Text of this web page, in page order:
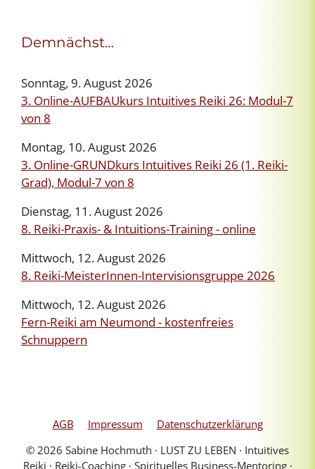
Demnächst…
Sonntag, 9. August 2026
3. Online-AUFBAUkurs Intuitives Reiki 26: Modul-7
von 8
Montag, 10. August 2026
3. Online-GRUNDkurs Intuitives Reiki 26 (1. Reiki-
Grad), Modul-7 von 8
Dienstag, 11. August 2026
8. Reiki-Praxis- & Intuitions-Training - online
Mittwoch, 12. August 2026
8. Reiki-MeisterInnen-Intervisionsgruppe 2026
Mittwoch, 12. August 2026
Fern-Reiki am Neumond - kostenfreies
Schnuppern
AGB Impressum
Datenschutzerklärung
© 2026 Sabine Hochmuth ∙ LUST ZU LEBEN ∙ Intuitives
Reiki ∙ Reiki-Coaching ∙ Spirituelles Business-Mentoring ∙